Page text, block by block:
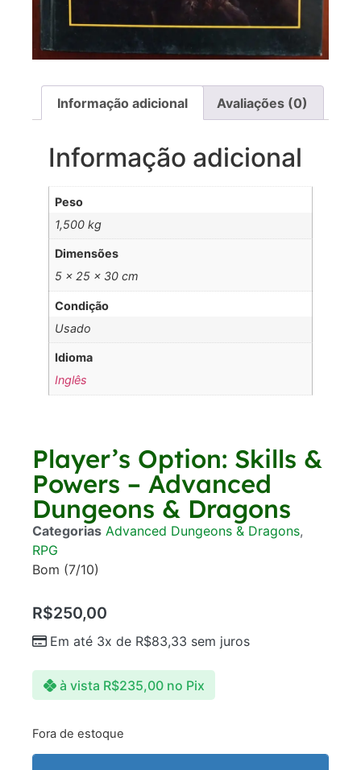
Informação adicional Avaliações (0)
Informação adicional
Peso
1,500 kg
Dimensões
5 × 25 × 30 cm
Condição
Usado
Idioma
Inglês
Player’s Option: Skills &
Powers – Advanced
Dungeons & Dragons
Categorias Advanced Dungeons & Dragons,
RPG
Bom (7/10)
R$250,00
Em até 3x de R$83,33 sem juros
à vista R$235,00 no Pix
Fora de estoque